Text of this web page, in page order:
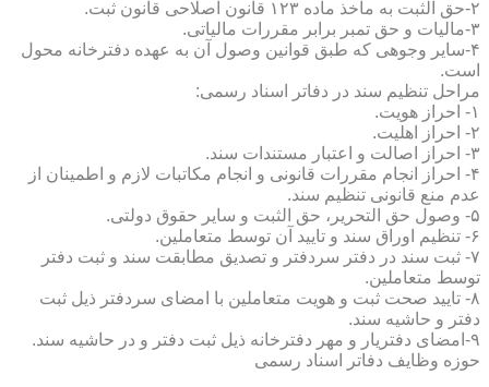
۲-حق الثبت به ماخذ ماده ۱۲۳ قانون اصلاحی قانون ثبت.
۳-مالیات و حق تمبر برابر مقررات مالیاتی.
۴-سایر وجوهی که طبق قوانین وصول آن به عهده دفترخانه محول
است.
مراحل تنظیم سند در دفاتر اسناد رسمی:
۱- احراز هویت.
۲- احراز اهلیت.
۳- احراز اصالت و اعتبار مستندات سند.
۴- احراز انجام مقررات قانونی و انجام مکاتبات لازم و اطمینان از
عدم منع قانونی تنظیم سند.
۵- وصول حق التحریر، حق الثبت و سایر حقوق دولتی.
۶- تنظیم اوراق سند و تایید آن توسط متعاملین.
۷- ثبت سند در دفتر سردفتر و تصدیق مطابقت سند و ثبت دفتر
توسط متعاملین.
۸- تایید صحت ثبت و هویت متعاملین با امضای سردفتر ذیل ثبت
دفتر و حاشیه سند.
۹-امضای دفتریار و مهر دفترخانه ذیل ثبت دفتر و در حاشیه سند.
حوزه وظایف دفاتر اسناد رسمی